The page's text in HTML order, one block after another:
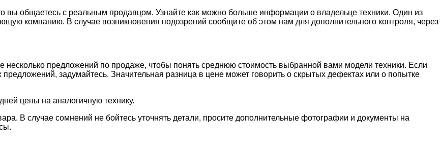
вы общаетесь с реальным продавцом. Узнайте как можно больше информации о владельце техники. Один из
компанию. В случае возникновения подозрений сообщите об этом нам для дополнительного контроля, через
несколько предложений по продаже, чтобы понять среднюю стоимость выбранной вами модели техники. Если
задумайтесь. Значительная разница в цене может говорить о скрытых дефектах или о попытке
цены на аналогичную технику.
В случае сомнений не бойтесь уточнять детали, просите дополнительные фотографии и документы на